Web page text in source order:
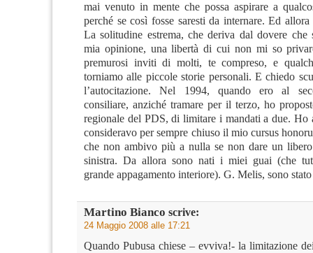
mai venuto in mente che possa aspirare a
perché se così fosse saresti da internare. Ed
La solitudine estrema, che deriva dal dovere
mia opinione, una libertà di cui non mi so
premurosi inviti di molti, te compreso, e
torniamo alle piccole storie personali. E chiedo
l’autocitazione. Nel 1994, quando ero al
consiliare, anziché tramare per il terzo, ho
regionale del PDS, di limitare i mandati a due. Ho
consideravo per sempre chiuso il mio cursus
che non ambivo più a nulla se non dare un
sinistra. Da allora sono nati i miei guai (che
grande appagamento interiore). G. Melis, sono
Martino Bianco scrive:
24 Maggio 2008 alle 17:21
Quando Pubusa chiese – evviva!- la limitazione